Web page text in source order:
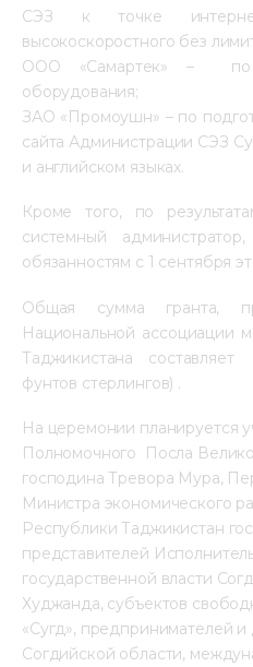
СЭЗ к точке
высокоскоростного без
ООО «Самартек» –  по
оборудования;
ЗАО «Промоушн» – по
сайта Администрации СЭЗ
и английском языках.
Кроме того, по
системный
обязанностям с 1 сентября
Общая сумма гранта,
Национальной ассоциации
Таджикистана
фунтов стерлингов) .
На церемонии планируется
Полномочного  Посла
господина Тревора Мура,
Министра экономического
Республики Таджикистан
представителей
государственной власти
Худжанда, субъектов
«Сугд», предпринимателей и
Согдийской области,